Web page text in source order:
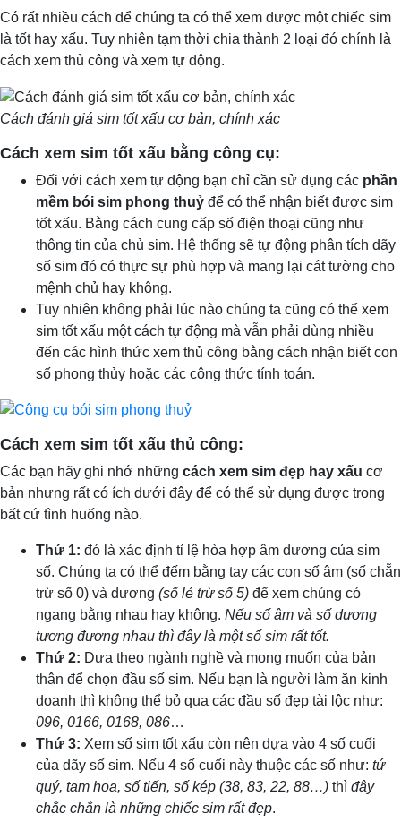
Có rất nhiều cách để chúng ta có thể xem được một chiếc sim
là tốt hay xấu. Tuy nhiên tạm thời chia thành 2 loại đó chính là
cách xem thủ công và xem tự động.
Cách đánh giá sim tốt xấu cơ bản, chính xác
Cách xem sim tốt xấu bằng công cụ:
Đối với cách xem tự động bạn chỉ cần sử dụng các phần
mềm bói sim phong thuỷ để có thể nhận biết được sim
tốt xấu. Bằng cách cung cấp số điện thoại cũng như
thông tin của chủ sim. Hệ thống sẽ tự động phân tích dãy
số sim đó có thực sự phù hợp và mang lại cát tường cho
mệnh chủ hay không.
Tuy nhiên không phải lúc nào chúng ta cũng có thể xem
sim tốt xấu một cách tự động mà vẫn phải dùng nhiều
đến các hình thức xem thủ công bằng cách nhận biết con
số phong thủy hoặc các công thức tính toán.
Cách xem sim tốt xấu thủ công:
Các bạn hãy ghi nhớ những cách xem sim đẹp hay xấu cơ
bản nhưng rất có ích dưới đây để có thể sử dụng được trong
bất cứ tình huống nào.
Thứ 1: đó là xác định tỉ lệ hòa hợp âm dương của sim
số. Chúng ta có thể đếm bằng tay các con số âm (số chẵn
trừ số 0) và dương (số lẻ trừ số 5) để xem chúng có
ngang bằng nhau hay không. Nếu số âm và số dương
tương đương nhau thì đây là một số sim rất tốt.
Thứ 2: Dựa theo ngành nghề và mong muốn của bản
thân để chọn đầu số sim. Nếu bạn là người làm ăn kinh
doanh thì không thể bỏ qua các đầu số đẹp tài lộc như:
096, 0166, 0168, 086…
Thứ 3: Xem số sim tốt xấu còn nên dựa vào 4 số cuối
của dãy số sim. Nếu 4 số cuối này thuộc các số như: tứ
quý, tam hoa, số tiến, số kép (38, 83, 22, 88…) thì đây
chắc chắn là những chiếc sim rất đẹp.